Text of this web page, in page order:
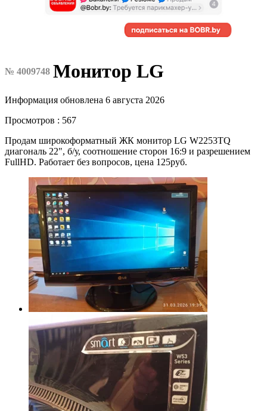
№ 4009748 Монитор LG
Информация обновлена 6 августа 2026
Просмотров : 567
Продам широкоформатный ЖК монитор LG W2253TQ
диагональ 22", б/у, соотношение сторон 16:9 и разрешением
FullHD. Работает без вопросов, цена 125руб.